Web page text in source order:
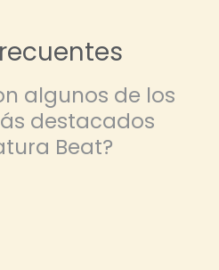
algunos de los
destacados
Beat?